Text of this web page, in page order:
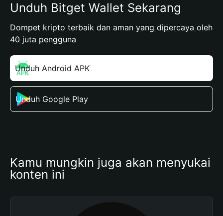
Unduh Bitget Wallet Sekarang
Dompet kripto terbaik dan aman yang dipercaya oleh
40 juta pengguna
Unduh Android APK
Unduh Google Play
Kamu mungkin juga akan menyukai
konten ini